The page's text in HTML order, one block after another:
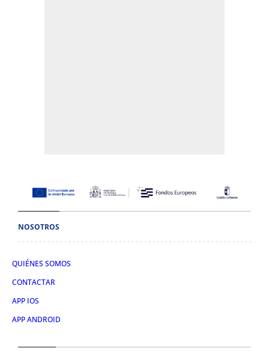
NOSOTROS
QUIÉNES SOMOS
CONTACTAR
APP IOS
APP ANDROID